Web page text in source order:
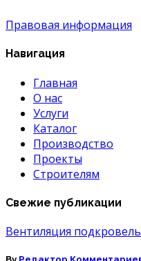
Правовая информация
Навигация
Главная
О нас
Услуги
Каталог
Производство
Проекты
Строителям
Свежие публикации
Вентиляция